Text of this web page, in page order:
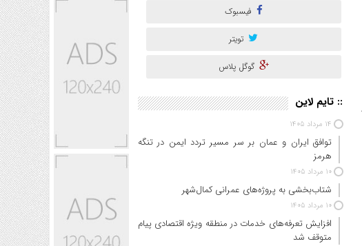
فیسبوک
تویتر
گوگل پلاس
:: تایم لاین
۱۴ مرداد ۱۴۰۵
توافق ایران و عمان بر سر مسیر تردد ایمن در تنگه
هرمز
۱۰ مرداد ۱۴۰۵
شتاب‌بخشی به پروژه‌های عمرانی کمال‌شهر
۱۰ مرداد ۱۴۰۵
افزایش تعرفه‌های خدمات در منطقه ویژه اقتصادی پیام
متوقف شد